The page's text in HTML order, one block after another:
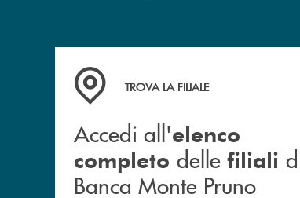
Accedi all' elenco completo&nbsp;
TROVA LA FILIALE
Accedi all'elenco
completo delle filiali
Banca Monte Pruno